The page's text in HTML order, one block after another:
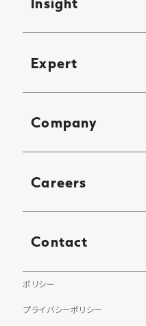
Expert
Company
Careers
Contact
ポリシー
プライバシーポリシー